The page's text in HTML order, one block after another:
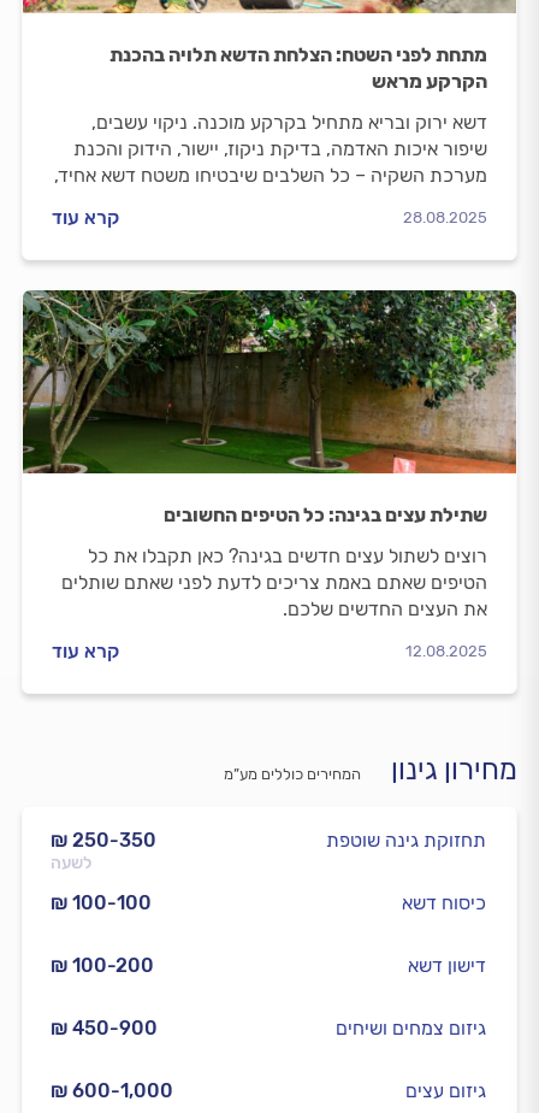
מתחת לפני השטח: הצלחת הדשא תלויה בהכנת
הקרקע מראש
דשא ירוק ובריא מתחיל בקרקע מוכנה. ניקוי עשבים,
שיפור איכות האדמה, בדיקת ניקוז, יישור, הידוק והכנת
מערכת השקיה – כל השלבים שיבטיחו משטח דשא אחיד,
28.08.2025 קרא עוד
שתילת עצים בגינה: כל הטיפים החשובים
רוצים לשתול עצים חדשים בגינה? כאן תקבלו את כל
הטיפים שאתם באמת צריכים לדעת לפני שאתם שותלים
את העצים החדשים שלכם.
12.08.2025 קרא עוד
מחירון גינון המחירים כוללים מע”מ
₪ 250-350
לשעה
תחזוקת גינה שוטפת
₪ 100-100 כיסוח דשא
₪ 100-200 דישון דשא
₪ 450-900 גיזום צמחים ושיחים
₪ 600-1,000 גיזום עצים